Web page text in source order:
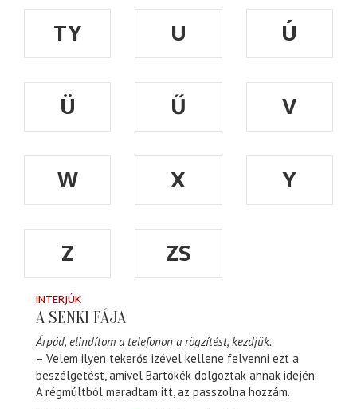
TY U
Ú
Ü
Ű
V
W
X
Y
Z
ZS
INTERJÚK
A SENKI FÁJA
Árpád, elindítom a telefonon a rögzítést, kezdjük.
– Velem ilyen tekerős izével kellene felvenni ezt a
beszélgetést, amivel Bartókék dolgoztak annak idején.
A régmúltból maradtam itt, az passzolna hozzám.